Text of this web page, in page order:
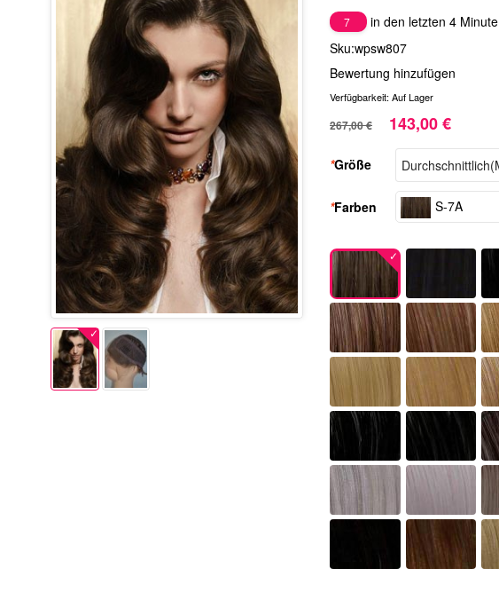
7
in den letzten 4
Sku:wpsw807
Bewertung hinzufügen
Verfügbarkeit: Auf Lager
267,00 € 143,00 €
*Größe
*Farben S-7A